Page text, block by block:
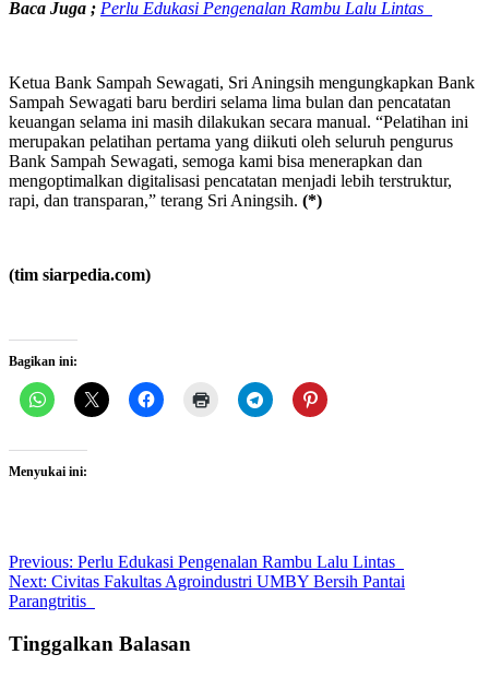
Baca Juga ; Perlu Edukasi Pengenalan Rambu Lalu Lintas
Ketua Bank Sampah Sewagati, Sri Aningsih mengungkapkan Bank
Sampah Sewagati baru berdiri selama lima bulan dan pencatatan
keuangan selama ini masih dilakukan secara manual. “Pelatihan ini
merupakan pelatihan pertama yang diikuti oleh seluruh pengurus
Bank Sampah Sewagati, semoga kami bisa menerapkan dan
mengoptimalkan digitalisasi pencatatan menjadi lebih terstruktur,
rapi, dan transparan,” terang Sri Aningsih. (*)
(tim siarpedia.com)
Bagikan ini:
Menyukai ini:
Post
navigation
Previous: Perlu Edukasi Pengenalan Rambu Lalu Lintas
Next: Civitas Fakultas Agroindustri UMBY Bersih Pantai
Parangtritis
Tinggalkan Balasan